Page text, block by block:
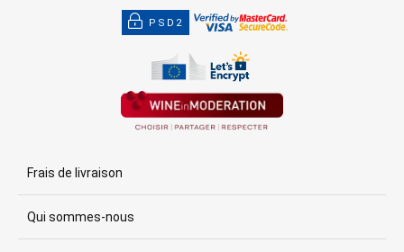
PSD2
Frais de livraison
Qui sommes-nous